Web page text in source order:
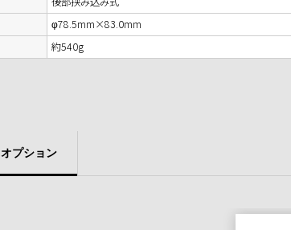
φ78.5mm×83.0mm
約540g
オプション